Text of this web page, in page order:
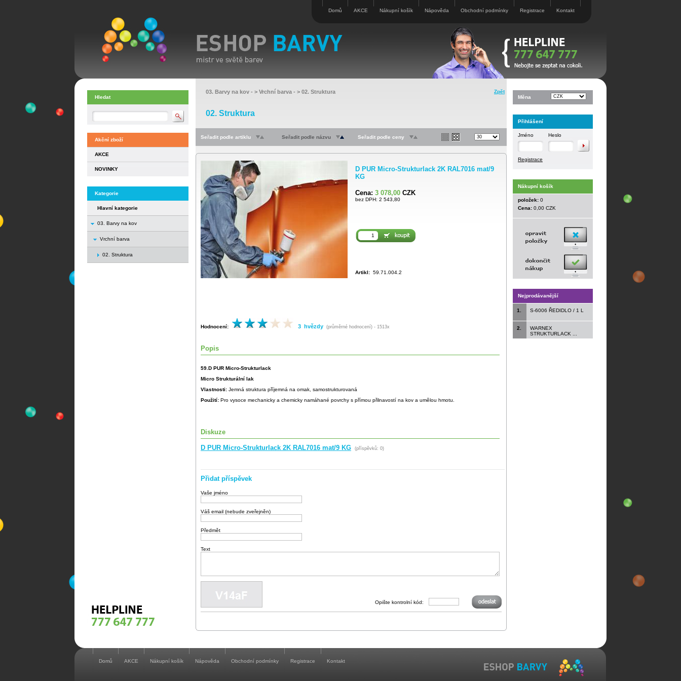
Domů AKCE Nákupní košík Nápověda Obchodní podmínky Registrace Kontakt
Hledat
Akční zboží
AKCE
NOVINKY
Kategorie
Hlavní kategorie
03. Barvy na kov
Vrchní barva
02. Struktura
03. Barvy na kov - > Vrchní barva - > 02. Struktura Zpět
02. Struktura
Seřadit podle artiklu Seřadit podle názvu Seřadit podle ceny
D PUR Micro-Strukturlack 2K RAL7016 mat/9
KG
Cena: 3 078,00 CZK
bez DPH: 2 543,80
Artikl: 59.71.004.2
Hodnocení: 3 hvězdy (průměrné hodnocení) - 1513x
Popis
59.D PUR Micro-Strukturlack
Micro Strukturální lak
Vlastnosti: Jemná struktura příjemná na omak, samostrukturovaná
Použití: Pro vysoce mechanicky a chemicky namáhané povrchy s přímou přilnavostí na kov a umělou hmotu.
Diskuze
D PUR Micro-Strukturlack 2K RAL7016 mat/9 KG (příspěvků: 0)
Přidat příspěvek
Vaše jméno
Váš email (nebude zveřejněn)
Předmět
Text
Opište kontrolní kód:
Měna
Přihlášení
Jméno Heslo
Registrace
Nákupní košík
položek: 0
Cena: 0,00 CZK
Nejprodávanější
1. S-6006 ŘEDIDLO / 1 L
2.
WARNEX
STRUKTURLACK ...
Domů AKCE Nákupní košík Nápověda Obchodní podmínky Registrace Kontakt